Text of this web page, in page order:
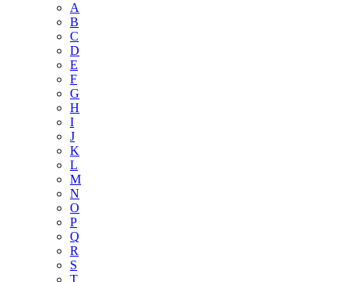
A
B
C
D
E
F
G
H
I
J
K
L
M
N
O
P
Q
R
S